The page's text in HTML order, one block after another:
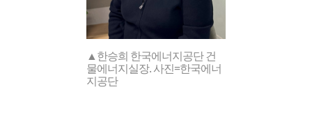
▲한승희 한국에너지공단 건
물에너지실장. 사진=한국에너
지공단